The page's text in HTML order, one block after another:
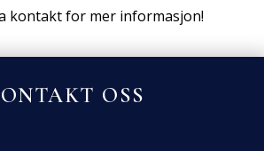
kontakt for mer informasjon!
OSS